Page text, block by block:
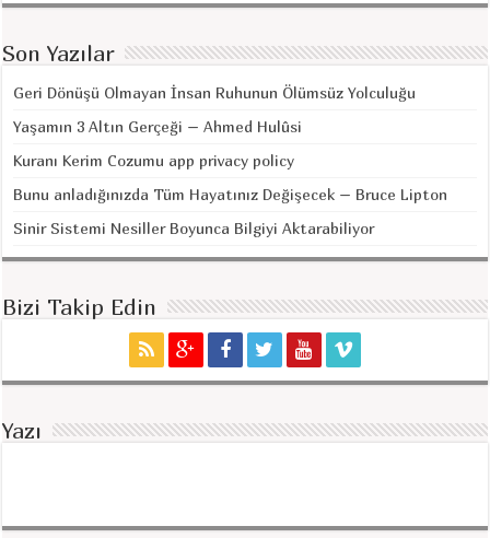
Son Yazılar
Geri Dönüşü Olmayan İnsan Ruhunun Ölümsüz Yolculuğu
Yaşamın 3 Altın Gerçeği – Ahmed Hulûsi
Kuranı Kerim Cozumu app privacy policy
Bunu anladığınızda Tüm Hayatınız Değişecek – Bruce Lipton
Sinir Sistemi Nesiller Boyunca Bilgiyi Aktarabiliyor
Bizi Takip Edin
Yazı